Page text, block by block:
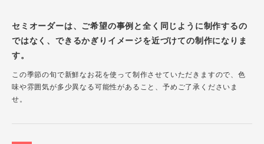
セミオーダーは、ご希望の事例と全く同じように制作するの
ではなく、できるかぎりイメージを近づけての制作になりま
す。
この季節の旬で新鮮なお花を使って制作させていただきますので、色
味や雰囲気が多少異なる可能性があること、予めご了承くださいま
せ。